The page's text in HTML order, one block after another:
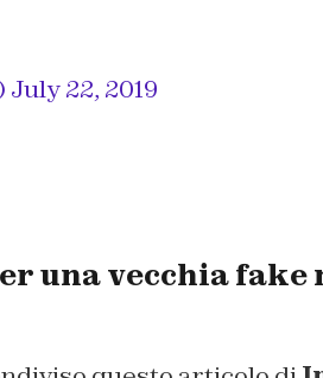
July 22, 2019
una vecchia fake